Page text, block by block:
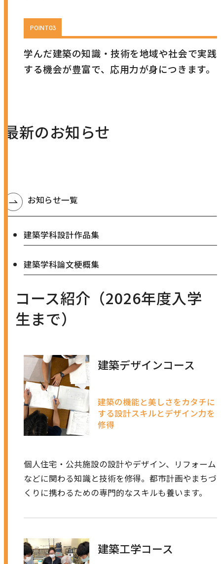
学んだ建築の知識・技術を地域や社会で実践
する機会が豊富で、応用力が身につきます。
最新のお知らせ
お知らせ一覧
P
D
F
資
料
を
別
ド
ウ
で
開
き
す
建築学科設計作品集
P
D
F
資
料
イ
ン
ド
ウ
で
き
ま
す
建築学科論文梗概集
コース紹介（2026年度入学
生まで）
建築デザインコース
建築の機能と美しさをカタチに
する設計スキルとデザイン力を
修得
個人住宅・公共施設の設計やデザイン、リフォーム
などに関わる知識と技術を修得。都市計画やまちづ
くりに携わるための専門的なスキルも養います。
建築工学コース